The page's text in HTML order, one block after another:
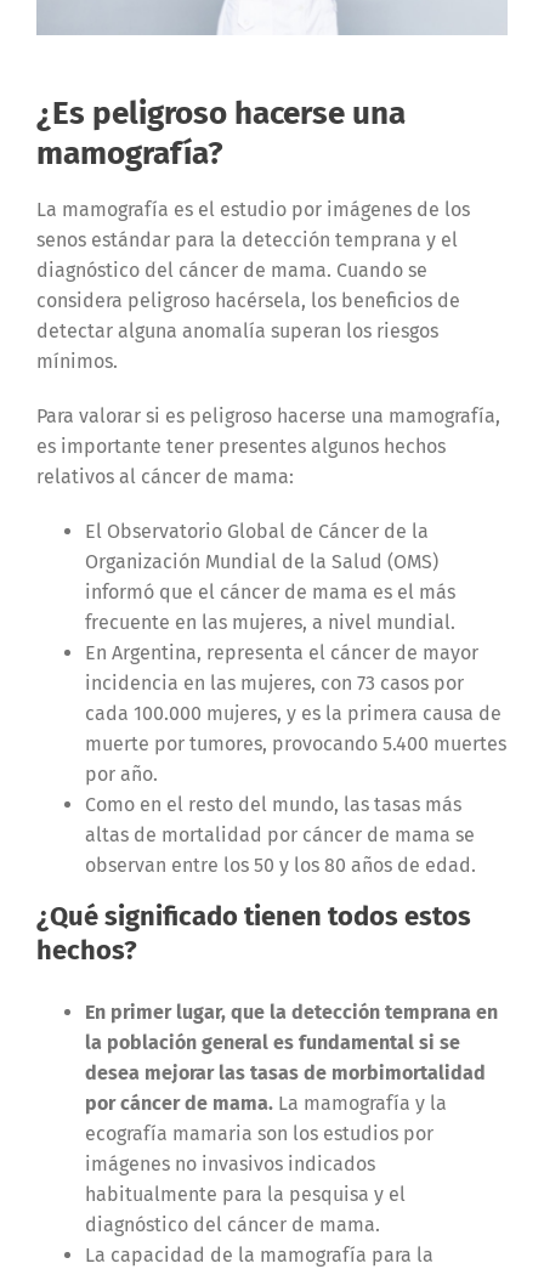
¿Es peligroso hacerse una
mamografía?
La mamografía es el estudio por imágenes de los
senos estándar para la detección temprana y el
diagnóstico del cáncer de mama. Cuando se
considera peligroso hacérsela, los beneficios de
detectar alguna anomalía superan los riesgos
mínimos.
Para valorar si es peligroso hacerse una mamografía,
es importante tener presentes algunos hechos
relativos al cáncer de mama:
El Observatorio Global de Cáncer de la
Organización Mundial de la Salud (OMS)
informó que el cáncer de mama es el más
frecuente en las mujeres, a nivel mundial.
En Argentina, representa el cáncer de mayor
incidencia en las mujeres, con 73 casos por
cada 100.000 mujeres, y es la primera causa de
muerte por tumores, provocando 5.400 muertes
por año.
Como en el resto del mundo, las tasas más
altas de mortalidad por cáncer de mama se
observan entre los 50 y los 80 años de edad.
¿Qué significado tienen todos estos
hechos?
En primer lugar, que la detección temprana en
la población general es fundamental si se
desea mejorar las tasas de morbimortalidad
por cáncer de mama.La mamografía y la
ecografía mamaria son los estudios por
imágenes no invasivos indicados
habitualmente para la pesquisa y el
diagnóstico del cáncer de mama.
La capacidad de la mamografía para la